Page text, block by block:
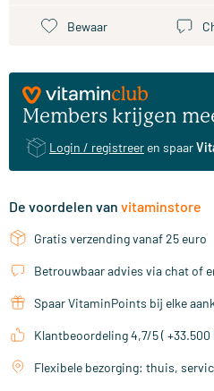
Bewaar
Members krijgen
Login / registreer en spaar
De voordelen van vitaminstore
Gratis verzending vanaf 25 euro
Betrouwbaar advies via chat of
Spaar VitaminPoints bij elke
Klantbeoordeling 4,7/5 (
Flexibele bezorging: thuis,